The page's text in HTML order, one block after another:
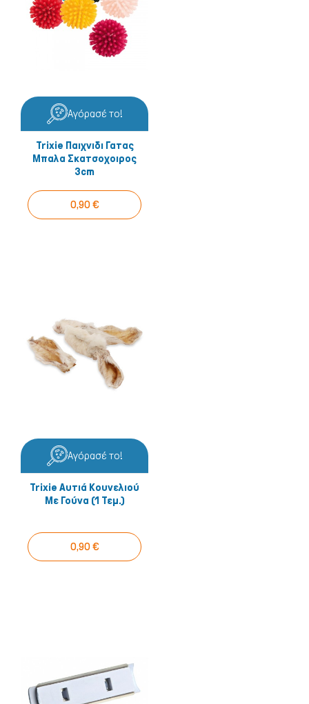
Σκύλος
Αγόρασέ το!
Trixie Παιχνιδι Γατας
Μπαλα Σκατσοχοιρος
3cm
0,90 €
Αγόρασέ το!
Trixie Αυτιά Κουνελιού
Με Γούνα (1 Τεμ.)
0,90 €